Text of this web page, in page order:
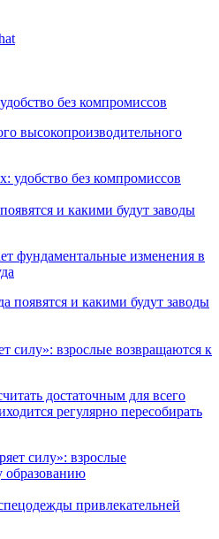
без компромиссов
высокопроизводительного
и какими будут заводы
фундаментальные изменения в
силу»: взрослые возвращаются к
достаточным для всего
регулярно пересобирать
привлекательней